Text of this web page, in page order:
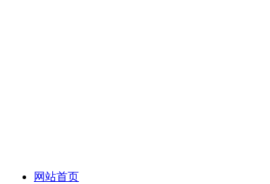
网站首页